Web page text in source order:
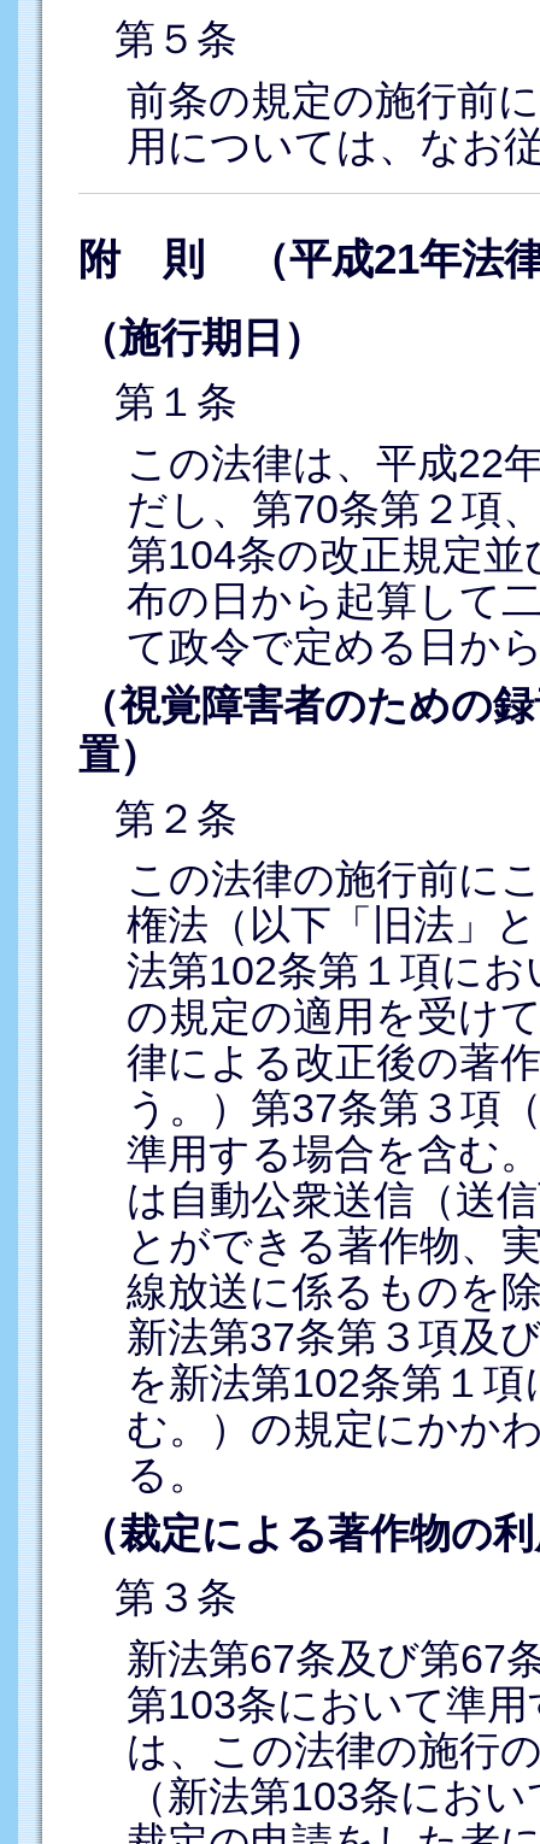
第５条
前条の規定の施行前
用については、なお
附 則 （平成21年法
（施行期日）
第１条
この法律は、平成22
だし、第70条第２項
第104条の改正規定
布の日から起算して
て政令で定める日か
（視覚障害者のための
置）
第２条
この法律の施行前に
権法（以下「旧法」
法第102条第１項に
の規定の適用を受け
律による改正後の著
う。）第37条第３項
準用する場合を含む
は自動公衆送信（送
とができる著作物、
線放送に係るものを
新法第37条第３項及
を新法第102条第１
む。）の規定にかか
る。
（裁定による著作物の
第３条
新法第67条及び第67
第103条において準
は、この法律の施行
（新法第103条にお